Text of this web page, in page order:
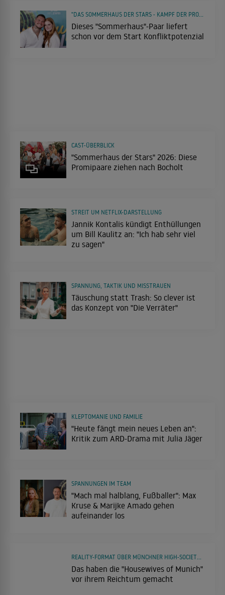
Dieses "Sommerhaus"-Paar liefert
schon vor dem Start Konfliktpotenzial
"Sommerhaus der Stars" 2026: Diese
Promipaare ziehen nach Bocholt
CAST-ÜBERBLICK
Jannik Kontalis kündigt Enthüllungen
um Bill Kaulitz an: "Ich hab sehr viel
zu sagen"
STREIT UM NETFLIX-DARSTELLUNG
Täuschung statt Trash: So clever ist
das Konzept von "Die Verräter"
SPANNUNG, TAKTIK UND MISSTRAUEN
"Heute fängt mein neues Leben an":
Kritik zum ARD-Drama mit Julia Jäger
KLEPTOMANIE UND FAMILIE
"Mach mal halblang, Fußballer": Max
Kruse & Marijke Amado gehen
aufeinander los
SPANNUNGEN IM TEAM
Das haben die "Housewives of Munich"
vor ihrem Reichtum gemacht
REALITY-FORMAT ÜBER MÜNCHNER HIGH-SOCIETY-LADYS